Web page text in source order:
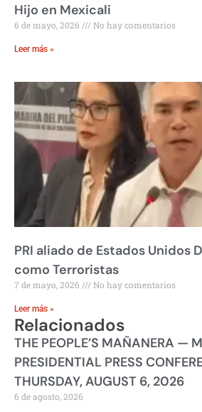
Hijo en Mexicali
6 de mayo, 2026 No hay comentarios
Leer más »
PRI aliado de Estados Unidos
como Terroristas
7 de mayo, 2026 No hay comentarios
Leer más »
Relacionados
THE PEOPLE’S MAÑANERA —
PRESIDENTIAL PRESS
THURSDAY, AUGUST 6, 2026
6 de agosto, 2026